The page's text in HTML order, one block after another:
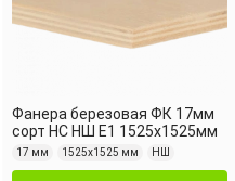
Фанера березовая ФК 17мм
сорт НС НШ Е1 1525х1525мм
17 мм 1525х1525 мм НШ